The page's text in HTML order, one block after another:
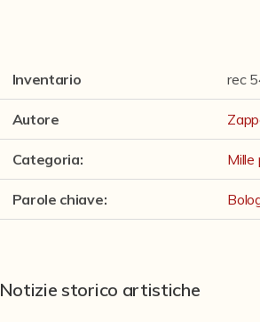
Inventario rec
Autore
Categoria: Mille
Parole chiave:
Notizie storico artistiche